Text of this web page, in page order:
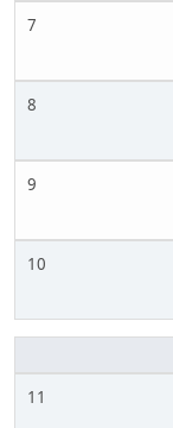
7
8
9
10
11